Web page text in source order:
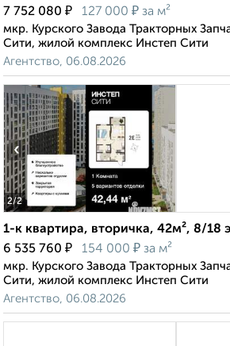
7 752 080 ₽ 127 000 ₽ за м²
мкр. Курского Завода Тракторных
Сити, жилой комплекс Инстеп Сити
Агентство, 06.08.2026
2/2
‹
1-к квартира, вторичка, 42м², 8/18
6 535 760 ₽ 154 000 ₽ за м²
мкр. Курского Завода Тракторных
Сити, жилой комплекс Инстеп Сити
Агентство, 06.08.2026